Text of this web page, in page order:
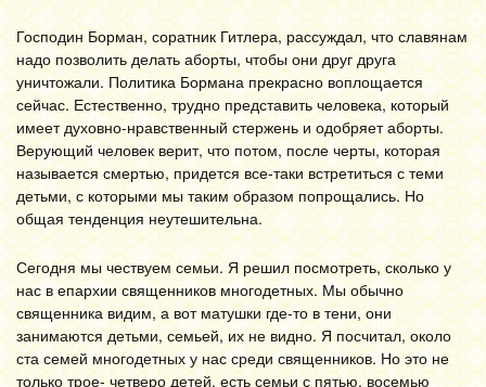
Господин Борман, соратник Гитлера, рассуждал, что славянам
надо позволить делать аборты, чтобы они друг друга
уничтожали. Политика Бормана прекрасно воплощается
сейчас. Естественно, трудно представить человека, который
имеет духовно-нравственный стержень и одобряет аборты.
Верующий человек верит, что потом, после черты, которая
называется смертью, придется все-таки встретиться с теми
детьми, с которыми мы таким образом попрощались. Но
общая тенденция неутешительна.
Сегодня мы чествуем семьи. Я решил посмотреть, сколько у
нас в епархии священников многодетных. Мы обычно
священника видим, а вот матушки где-то в тени, они
занимаются детьми, семьей, их не видно. Я посчитал, около
ста семей многодетных у нас среди священников. Но это не
только трое- четверо детей, есть семьи с пятью, восемью